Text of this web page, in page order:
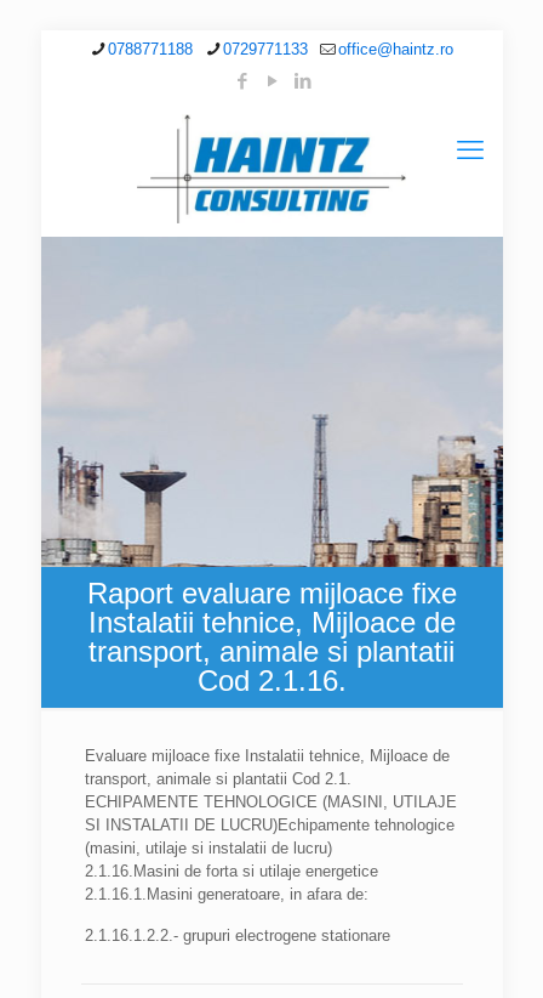
0788771188 0729771133 office@haintz.ro
Raport evaluare mijloace fixe
Instalatii tehnice, Mijloace de
transport, animale si plantatii
Cod 2.1.16.
Evaluare mijloace fixe Instalatii tehnice, Mijloace de
transport, animale si plantatii Cod 2.1.
ECHIPAMENTE TEHNOLOGICE (MASINI, UTILAJE
SI INSTALATII DE LUCRU)Echipamente tehnologice
(masini, utilaje si instalatii de lucru)
2.1.16.Masini de forta si utilaje energetice
2.1.16.1.Masini generatoare, in afara de:
2.1.16.1.2.2.- grupuri electrogene stationare